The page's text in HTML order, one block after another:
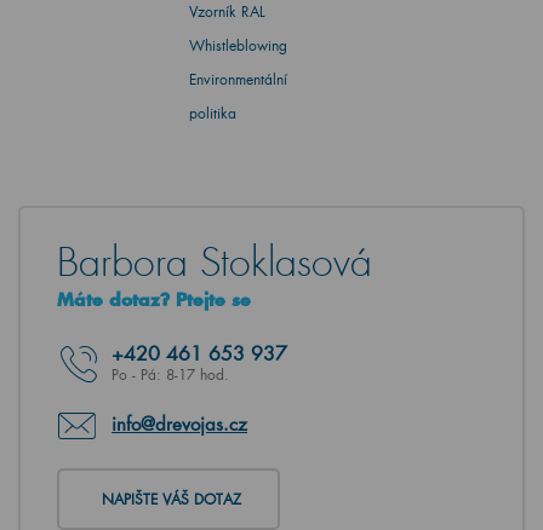
Vzorník RAL
Whistleblowing
Environmentální
politika
Barbora Stoklasová
Máte dotaz? Ptejte se
+420 461 653 937
Po - Pá: 8-17 hod.
info@drevojas.cz
NAPIŠTE VÁŠ DOTAZ